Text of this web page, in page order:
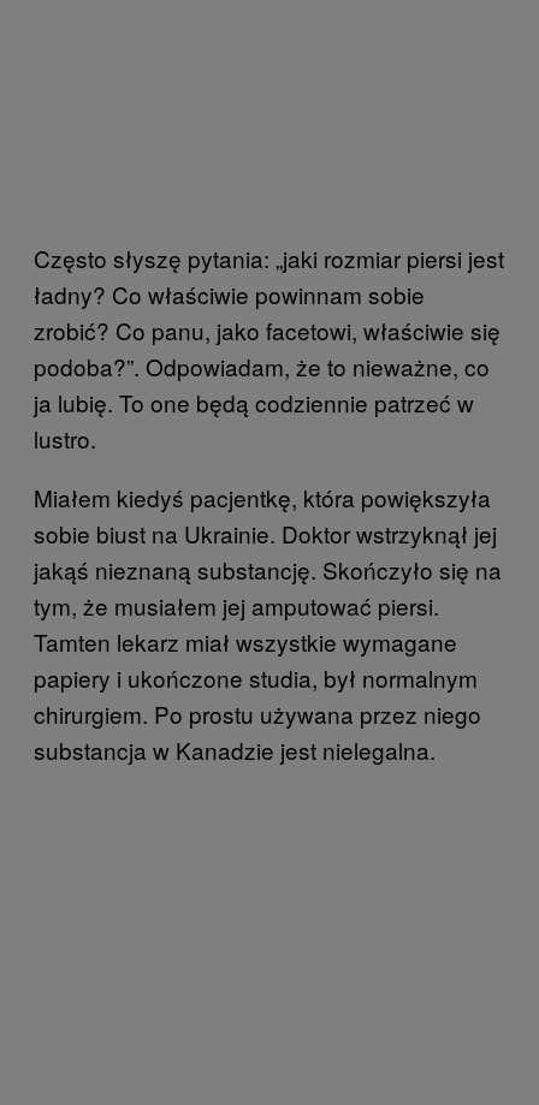
Często słyszę pytania: „jaki rozmiar piersi jest
ładny? Co właściwie powinnam sobie
zrobić? Co panu, jako facetowi, właściwie się
podoba?”. Odpowiadam, że to nieważne, co
ja lubię. To one będą codziennie patrzeć w
lustro.
Miałem kiedyś pacjentkę, która powiększyła
sobie biust na Ukrainie. Doktor wstrzyknął jej
jakąś nieznaną substancję. Skończyło się na
tym, że musiałem jej amputować piersi.
Tamten lekarz miał wszystkie wymagane
papiery i ukończone studia, był normalnym
chirurgiem. Po prostu używana przez niego
substancja w Kanadzie jest nielegalna.